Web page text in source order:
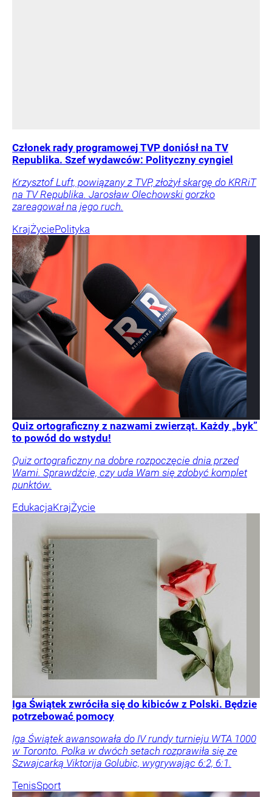
Członek rady programowej TVP doniósł na TV
Republika. Szef wydawców: Polityczny cyngiel
Krzysztof Luft, powiązany z TVP, złożył skargę do KRRiT
na TV Republika. Jarosław Olechowski gorzko
zareagował na jego ruch.
KrajŻyciePolityka
Quiz ortograficzny z nazwami zwierząt. Każdy „byk”
to powód do wstydu!
Quiz ortograficzny na dobre rozpoczęcie dnia przed
Wami. Sprawdźcie, czy uda Wam się zdobyć komplet
punktów.
EdukacjaKrajŻycie
Iga Świątek zwróciła się do kibiców z Polski. Będzie
potrzebować pomocy
Iga Świątek awansowała do IV rundy turnieju WTA 1000
w Toronto. Polka w dwóch setach rozprawiła się ze
Szwajcarką Viktorija Golubic, wygrywając 6:2, 6:1.
TenisSport